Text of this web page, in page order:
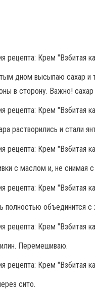
дном высыпаю сахар и
в сторону. Важно!
растворились и стали
с маслом и, не снимая
полностью объединится
Перемешиваю.
сито.